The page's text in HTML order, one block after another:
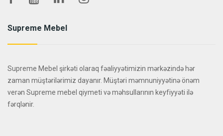
Supreme Mebel
Supreme Mebel şirkəti olaraq fəaliyyətimizin mərkəzində hər
zaman müştərilərimiz dayanır. Müştəri məmnuniyyətinə önəm
verən Supreme mebel qiymeti və məhsullarının keyfiyyəti ilə
fərqlənir.